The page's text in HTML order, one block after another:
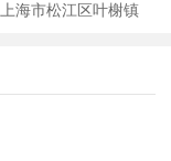
上海市松江区叶榭镇